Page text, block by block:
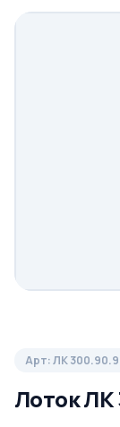
Арт: ЛК
Лоток ЛК